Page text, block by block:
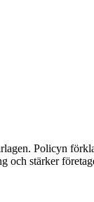
Policyn
stärker